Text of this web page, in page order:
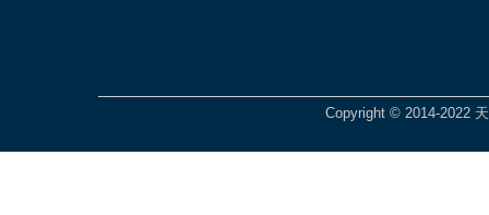
Copyright © 2014-2022